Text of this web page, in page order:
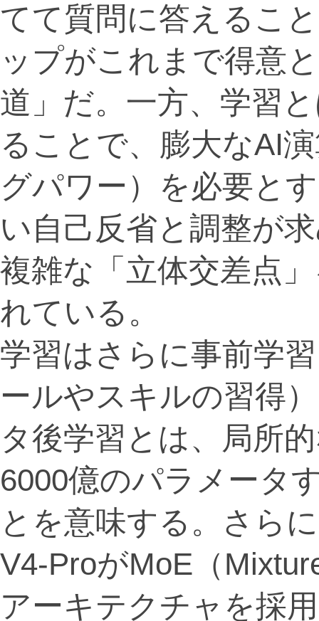
てて質問に答えるこ
ップがこれまで得意
道」だ。一方、学習
ることで、膨大なAI
グパワー）を必要と
い自己反省と調整が
複雑な「立体交差点
れている。
学習はさらに事前学
ールやスキルの習得
タ後学習とは、局所
6000億のパラメータ
とを意味する。さら
V4-ProがMoE（
アーキテクチャを採